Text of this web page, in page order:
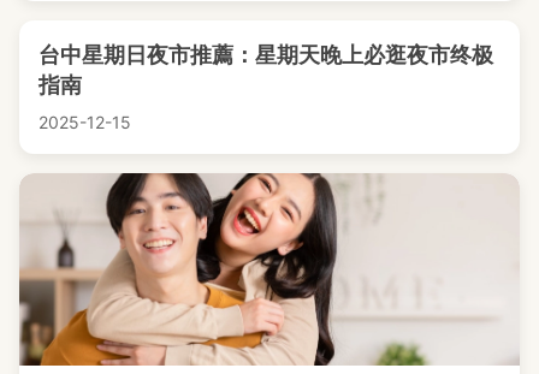
台中星期日夜市推薦：星期天晚上必逛夜市终极
指南
2025-12-15